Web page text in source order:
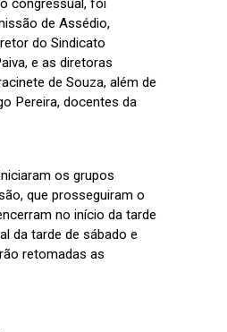
congressual, foi
de Assédio,
do Sindicato
e as diretoras
de Souza, além de
Pereira, docentes da
os grupos
que prosseguiram o
no início da tarde
da tarde de sábado e
retomadas as